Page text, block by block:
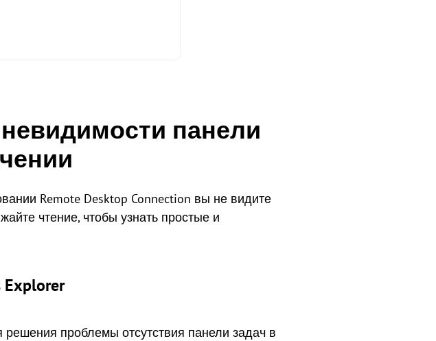
панели
Remote Desktop Connection вы не видите
чтение, чтобы узнать простые и
проблемы отсутствия панели задач в